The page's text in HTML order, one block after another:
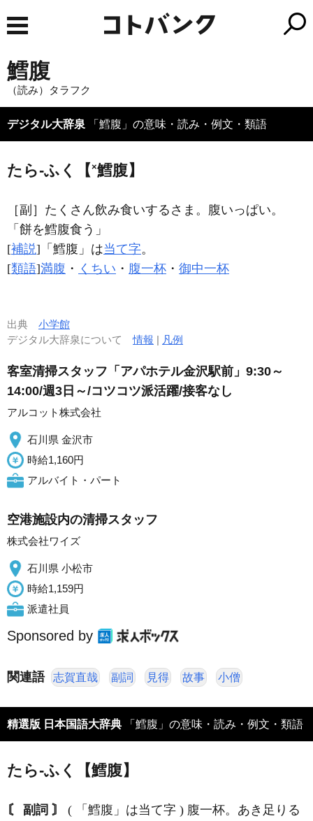
鱈腹
（読み）タラフク
デジタル大辞泉 「鱈腹」の意味・読み・例文・類語
たら‐ふく【 ×鱈腹】
［副］ たくさん飲み食いするさま。腹いっぱい。
「餅を鱈腹食う」
[補説]「鱈腹」は当て字。
[類語]満腹 ・ くちい ・ 腹一杯 ・ 御中一杯
出典 小学館
デジタル大辞泉について情報 | 凡例
客室清掃スタッフ「アパホテル金沢駅前」9:30～
14:00/週3日～/コツコツ派活躍/接客なし
アルコット株式会社
石川県 金沢市
時給1,160円
アルバイト・パート
空港施設内の清掃スタッフ
株式会社ワイズ
石川県 小松市
時給1,159円
派遣社員
Sponsored by
関連語 志賀直哉 副詞 見得 故事 小僧
精選版 日本国語大辞典 「鱈腹」の意味・読み・例文・類語
たら‐ふく【鱈腹】
〘 副詞 〙
( 「鱈腹」は当て字 ) 腹一杯。あき足りる